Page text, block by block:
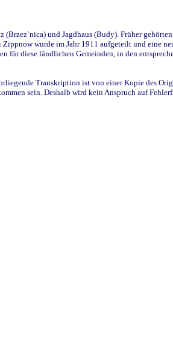
und Jagdhaus (Budy). Früher
wurde im Jahr 1911 aufgeteilt und eine
diese ländlichen Gemeinden, in den
Transkription ist von einer Kopie des
sein. Deshalb wird kein Anspruch auf